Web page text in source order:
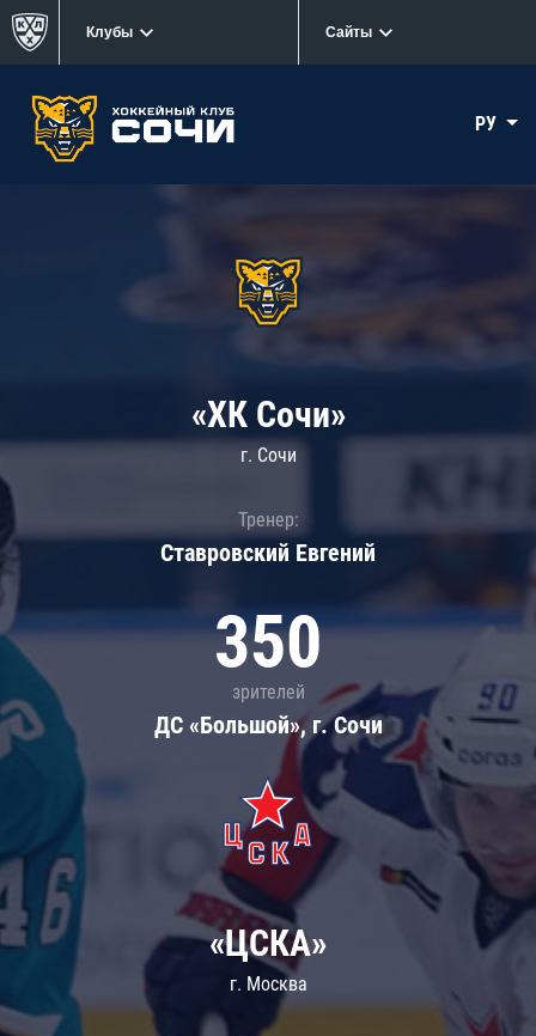
Клубы Сайты
РУ
«ХК Сочи»
г. Сочи
Тренер:
Ставровский Евгений
350
зрителей
ДС «Большой», г. Сочи
«ЦСКА»
г. Москва